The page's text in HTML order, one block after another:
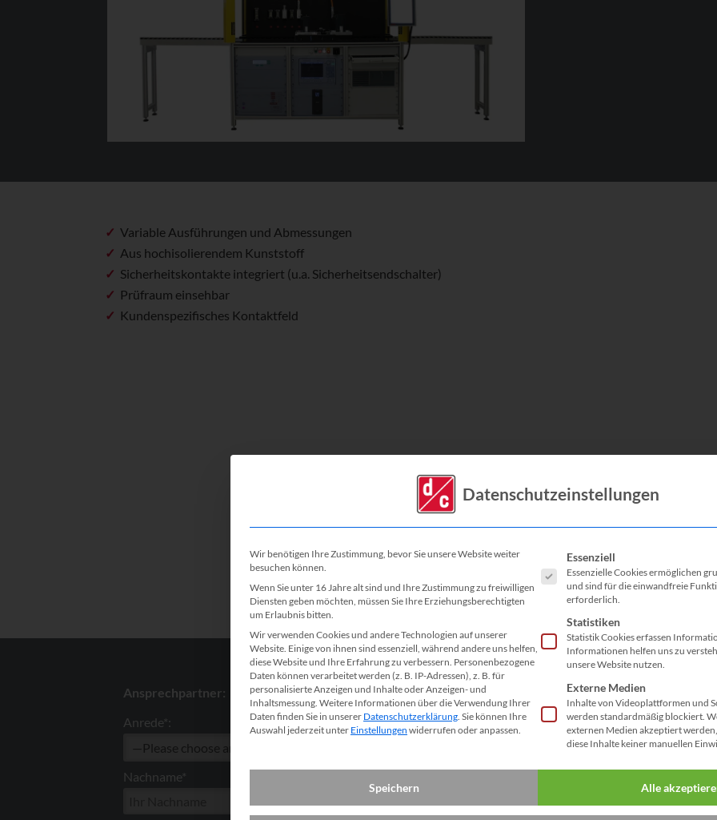
Variable Ausführungen und Abmessungen
Aus hochisolierendem Kunststoff
Sicherheitskontakte integriert (u.a. Sicherheitsendschalter)
Prüfraum einsehbar
Kundenspezifisches Kontaktfeld
Ansprechpartner:
Anrede*:
Nachname*
Nachricht:
Datenschutzeinstellungen
Wir benötigen Ihre Zustimmung, bevor Sie unsere Website weiter
besuchen können.
Wenn Sie unter 16 Jahre alt sind und Ihre Zustimmung zu freiwilligen
Diensten geben möchten, müssen Sie Ihre Erziehungsberechtigten
um Erlaubnis bitten.
Wir verwenden Cookies und andere Technologien auf unserer
Website. Einige von ihnen sind essenziell, während andere uns helfen,
diese Website und Ihre Erfahrung zu verbessern. Personenbezogene
Daten können verarbeitet werden (z. B. IP-Adressen), z. B. für
personalisierte Anzeigen und Inhalte oder Anzeigen- und
Inhaltsmessung. Weitere Informationen über die Verwendung Ihrer
Daten finden Sie in unserer Datenschutzerklärung Sie können Ihre
Auswahl jederzeit unter Einstellungen widerrufen oder anpassen.
Es folgt eine Liste der Service-
Essenziell
Essenzielle Cookies ermöglichen
und sind für die einwandfreie
erforderlich.
Statistiken
Statistik Cookies erfassen
Informationen helfen uns zu
unsere Website nutzen.
Externe Medien
Inhalte von Videoplattformen und
werden standardmäßig blockiert.
externen Medien akzeptiert
diese Inhalte keiner manuellen
Speichern Alle